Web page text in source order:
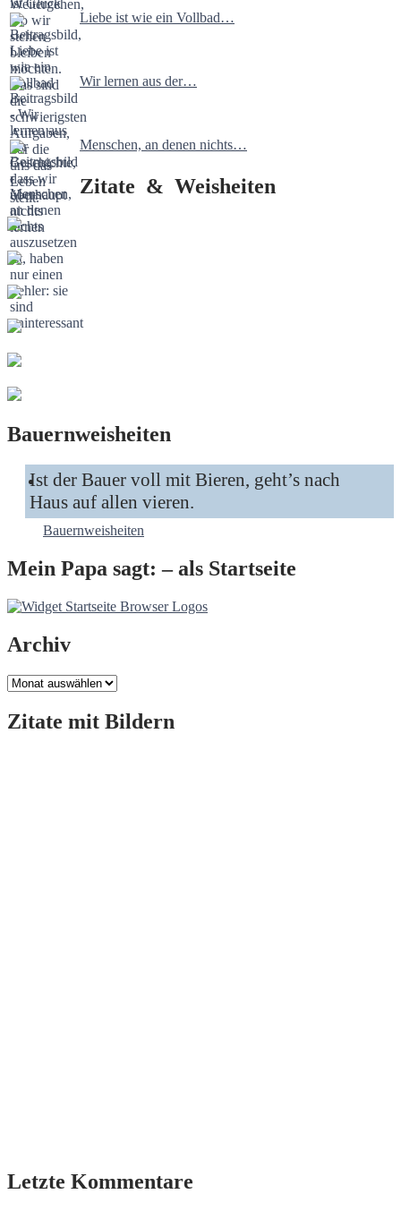
Liebe ist wie ein Vollbad…
Wir lernen aus der…
Menschen, an denen nichts…
Zitate & Weisheiten
Bauernweisheiten
Ist der Bauer voll mit Bieren, geht’s nach
Haus auf allen vieren.
Bauernweisheiten
Mein Papa sagt: – als Startseite
Archiv
Archiv
Zitate mit Bildern
Letzte Kommentare